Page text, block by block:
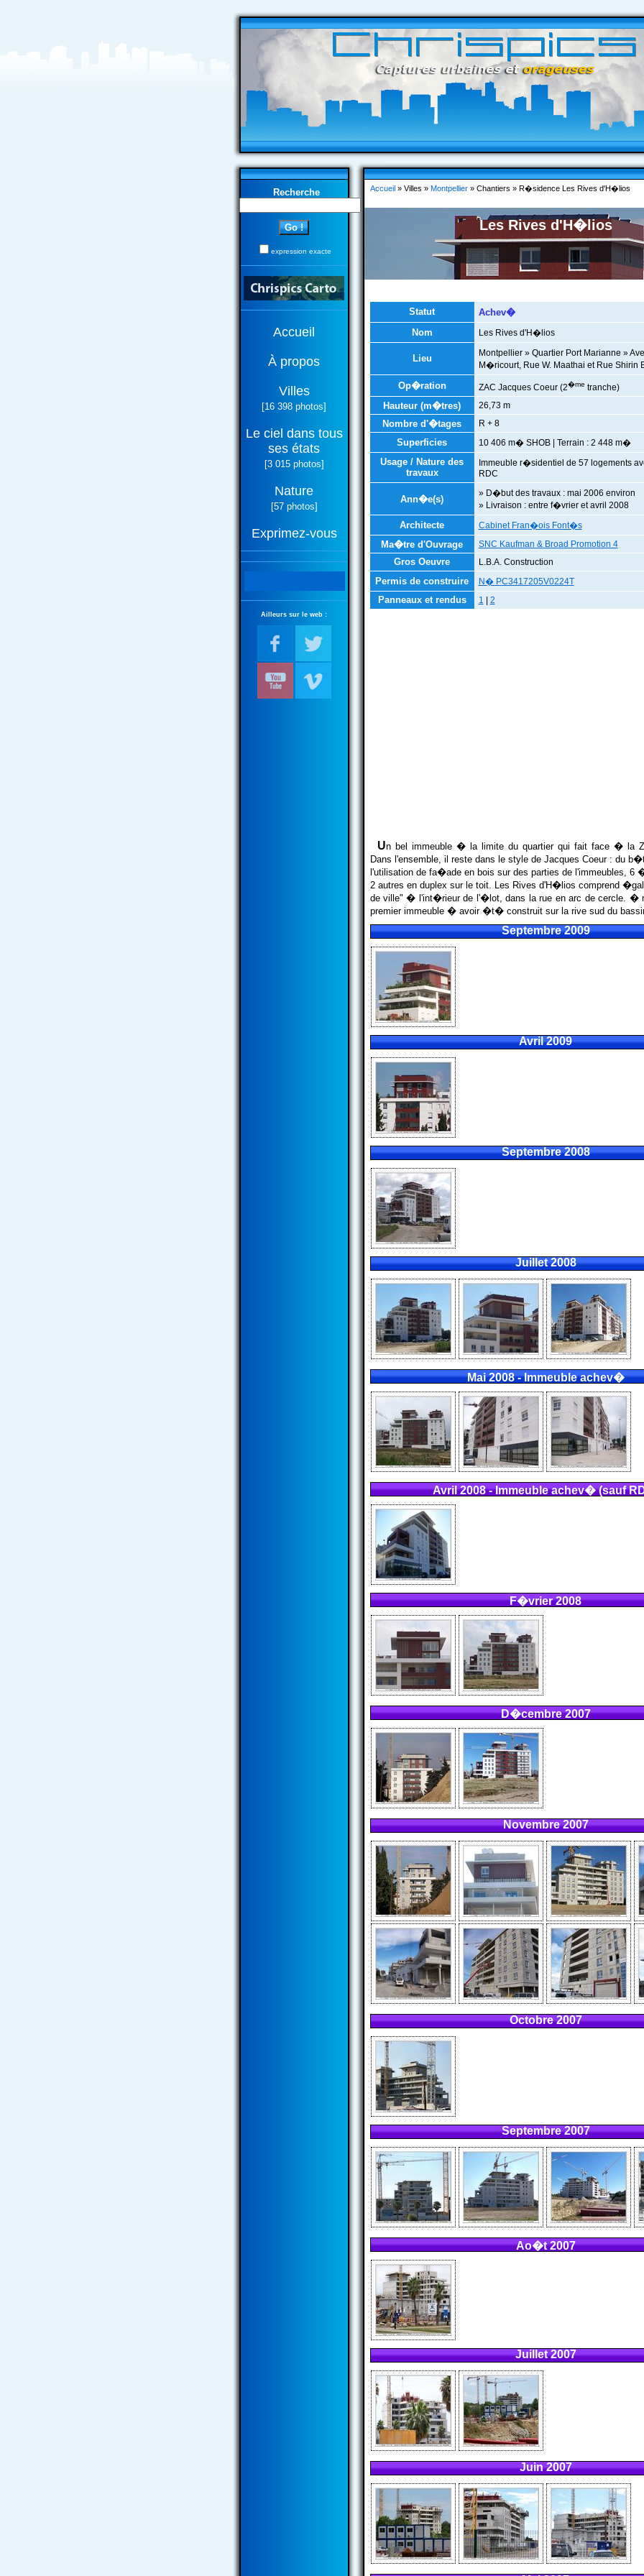
Recherche
expression exacte
Accueil
À propos
Villes
[16 398 photos]
Le ciel dans tous
ses états
[3 015 photos]
Nature
[57 photos]
Exprimez-vous
Ailleurs sur le web :
Accueil» Villes » Montpellier» Chantiers » R�sidence Les Rives d'H�lios
Les Rives d'H�lios
Statut
Achev�
Nom
Les Rives d'H�lios
Lieu
Montpellier » Quartier Port Marianne »
M�ricourt, Rue W. Maathai et Rue Shirin
Op�ration ZAC Jacques Coeur (2�me tranche)
Hauteur (m�tres) 26,73 m
Nombre d'�tages R + 8
Superficies 10 406 m� SHOB | Terrain : 2 448 m�
Usage / Nature des
travaux
Immeuble r�sidentiel de 57 logements
RDC
Ann�e(s)
» D�but des travaux : mai 2006 environ
» Livraison : entre f�vrier et avril 2008
Architecte Cabinet Fran�ois Font�s
Ma�tre d'Ouvrage SNC Kaufman & Broad Promotion 4
Gros Oeuvre L.B.A. Construction
Permis de construire N� PC3417205V0224T
Panneaux et rendus 1 2
Un bel immeuble � la limite du quartier qui fait face � la
Dans l'ensemble, il reste dans le style de Jacques Coeur : du
l'utilisation de fa�ade en bois sur des parties de l'immeubles, 6
2 autres en duplex sur le toit. Les Rives d'H�lios comprend
de ville" � l'int�rieur de l'�lot, dans la rue en arc de cercle. �
premier immeuble � avoir �t� construit sur la rive sud du
Septembre 2009
Avril 2009
Septembre 2008
Juillet 2008
Mai 2008 - Immeuble achev�
Avril 2008 - Immeuble achev� (sauf
F�vrier 2008
D�cembre 2007
Novembre 2007
Octobre 2007
Septembre 2007
Ao�t 2007
Juillet 2007
Juin 2007